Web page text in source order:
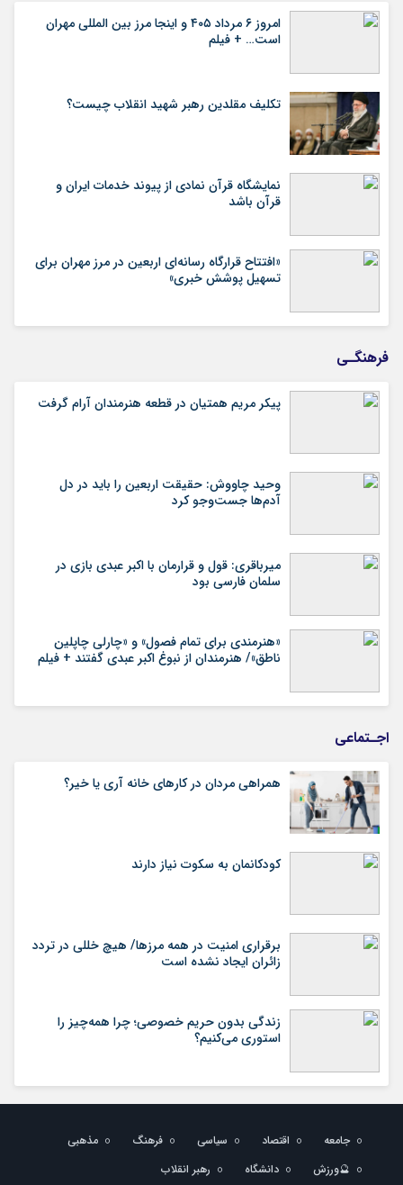
امروز ۶ مرداد ۴۰۵ و اینجا مرز بین المللی مهران
است… + فیلم
تکلیف مقلدین رهبر شهید انقلاب چیست؟
نمایشگاه قرآن نمادی از پیوند خدمات ایران و
قرآن باشد
«افتتاح قرارگاه رسانه‌ای اربعین در مرز مهران برای
تسهیل پوشش خبری»
فرهنگـی
پیکر مریم همتیان در قطعه هنرمندان آرام گرفت
وحید چاووش: حقیقت اربعین را باید در دل
آدم‌ها جست‌وجو کرد
میرباقری: قول و قرارمان با اکبر عبدی بازی در
سلمان فارسی بود
«هنرمندی برای تمام فصول» و «چارلی چاپلین
ناطق»/ هنرمندان از نبوغ اکبر عبدی گفتند + فیلم
اجـتماعی
همراهی مردان در کارهای خانه آری یا خیر؟
کودکانمان به سکوت نیاز دارند
برقراری امنیت در همه مرزها/ هیچ‌ خللی در تردد
زائران ایجاد نشده است
زندگی بدون حریم خصوصی؛ چرا همه‌چیز را
استوری می‌کنیم؟
جامعه اقتصاد سیاسی فرهنگ
مذهبی
🔮ورزش
دانشگاه رهبر انقلاب